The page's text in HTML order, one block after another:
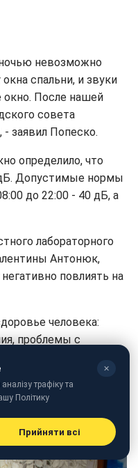
невозможно
спальни, и звуки
После нашей
совета
заявил Попеско.
определило, что
Допустимые нормы
до 22:00 - 40 дБ, а
лабораторного
Антонюк,
повлиять на
человека:
проблемы с
на проверку,
протокол", -
✕
трафіку та
Політику
Прийняти всі